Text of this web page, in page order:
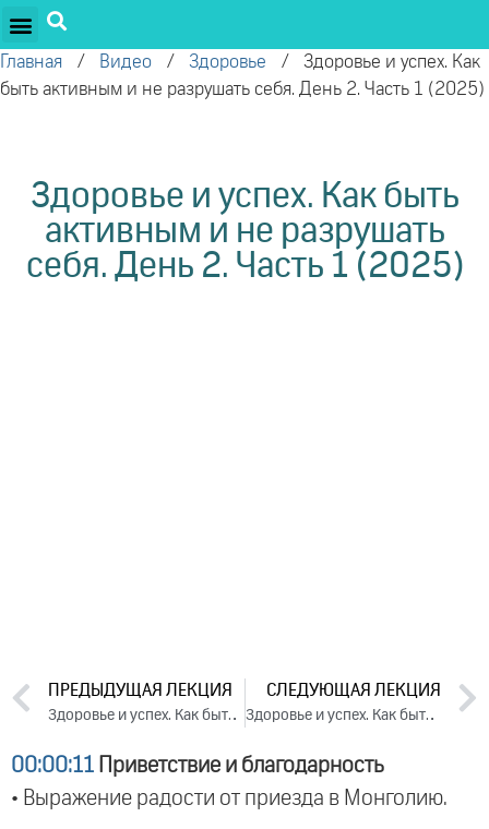
Главная / Видео / Здоровье / Здоровье и успех. Как
быть активным и не разрушать себя. День 2. Часть 1 (2025)
Здоровье и успех. Как быть
активным и не разрушать
себя. День 2. Часть 1 (2025)
ПРЕДЫДУЩАЯ ЛЕКЦИЯ
Здоровье и успех. Как быть активным и не разрушать себя. День 1. Часть 2 (2025)
СЛЕДУЮЩАЯ ЛЕКЦИЯ
Здоровье и успех. Как быть активным и не разрушать себя. День 2. Часть 2 (2025)
00:00:11 Приветствие и благодарность
• Выражение радости от приезда в Монголию.